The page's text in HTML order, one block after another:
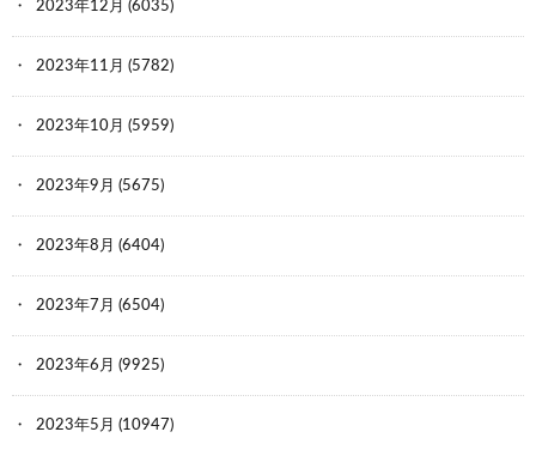
2023年12月 (6035)
2023年11月 (5782)
2023年10月 (5959)
2023年9月 (5675)
2023年8月 (6404)
2023年7月 (6504)
2023年6月 (9925)
2023年5月 (10947)